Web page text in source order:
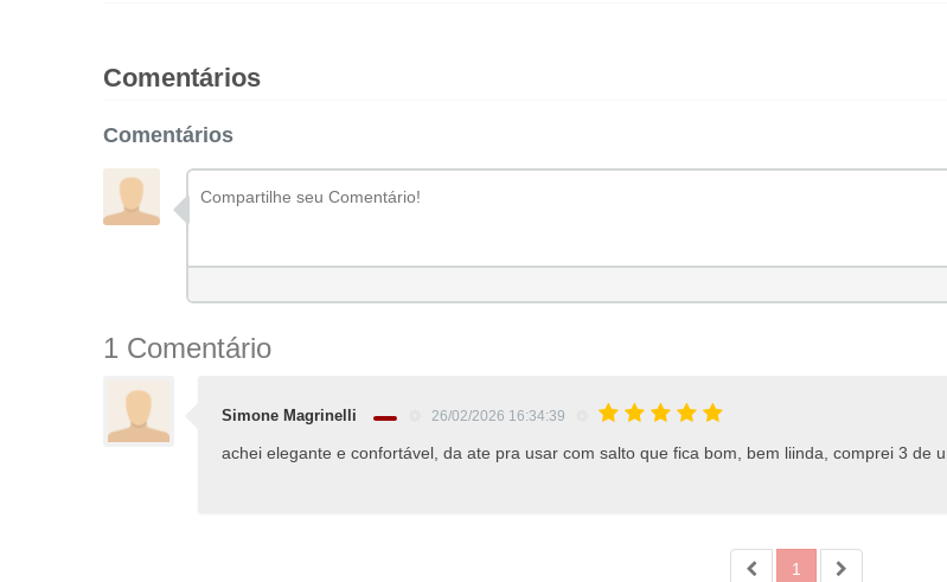
Comentários
Comentários
1 Comentário
Simone Magrinelli 26/02/2026 16:34:39
achei elegante e confortável, da ate pra usar com salto que fica bom, bem liinda, comprei 3 de
1